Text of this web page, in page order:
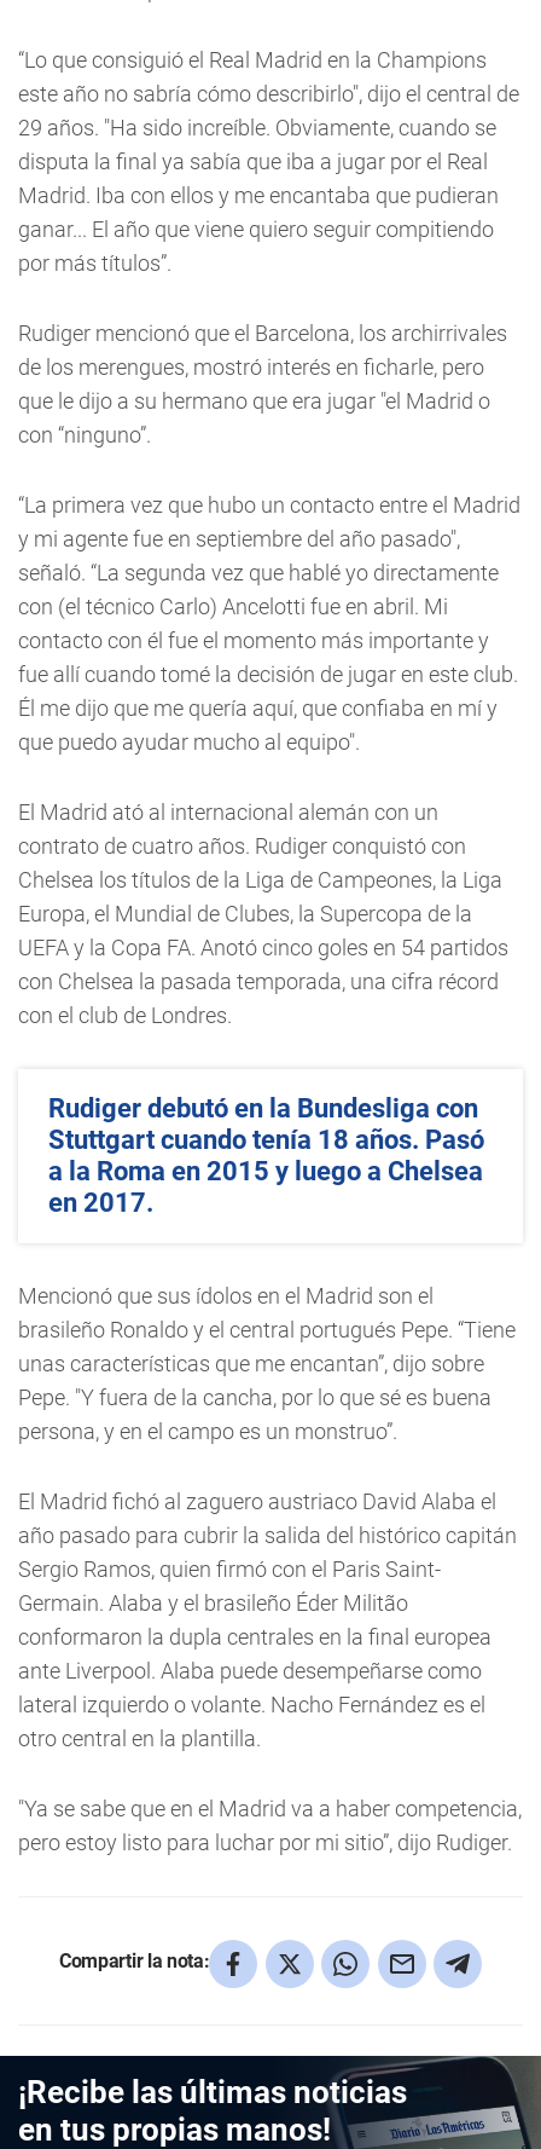
“Lo que consiguió el Real Madrid en la Champions
este año no sabría cómo describirlo", dijo el central de
29 años. "Ha sido increíble. Obviamente, cuando se
disputa la final ya sabía que iba a jugar por el Real
Madrid. Iba con ellos y me encantaba que pudieran
ganar... El año que viene quiero seguir compitiendo
por más títulos”.
Rudiger mencionó que el Barcelona, los archirrivales
de los merengues, mostró interés en ficharle, pero
que le dijo a su hermano que era jugar "el Madrid o
con “ninguno”.
“La primera vez que hubo un contacto entre el Madrid
y mi agente fue en septiembre del año pasado",
señaló. “La segunda vez que hablé yo directamente
con (el técnico Carlo) Ancelotti fue en abril. Mi
contacto con él fue el momento más importante y
fue allí cuando tomé la decisión de jugar en este club.
Él me dijo que me quería aquí, que confiaba en mí y
que puedo ayudar mucho al equipo".
El Madrid ató al internacional alemán con un
contrato de cuatro años. Rudiger conquistó con
Chelsea los títulos de la Liga de Campeones, la Liga
Europa, el Mundial de Clubes, la Supercopa de la
UEFA y la Copa FA. Anotó cinco goles en 54 partidos
con Chelsea la pasada temporada, una cifra récord
con el club de Londres.
Rudiger debutó en la Bundesliga con
Stuttgart cuando tenía 18 años. Pasó
a la Roma en 2015 y luego a Chelsea
en 2017.
Mencionó que sus ídolos en el Madrid son el
brasileño Ronaldo y el central portugués Pepe. “Tiene
unas características que me encantan”, dijo sobre
Pepe. "Y fuera de la cancha, por lo que sé es buena
persona, y en el campo es un monstruo”.
El Madrid fichó al zaguero austriaco David Alaba el
año pasado para cubrir la salida del histórico capitán
Sergio Ramos, quien firmó con el Paris Saint-
Germain. Alaba y el brasileño Éder Militão
conformaron la dupla centrales en la final europea
ante Liverpool. Alaba puede desempeñarse como
lateral izquierdo o volante. Nacho Fernández es el
otro central en la plantilla.
"Ya se sabe que en el Madrid va a haber competencia,
pero estoy listo para luchar por mi sitio”, dijo Rudiger.
Compartir la nota:
¡Recibe las últimas noticias
en tus propias manos!